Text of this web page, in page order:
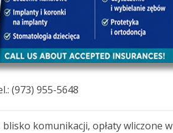
(973) 955-5648
komunikacji, opłaty wliczone w